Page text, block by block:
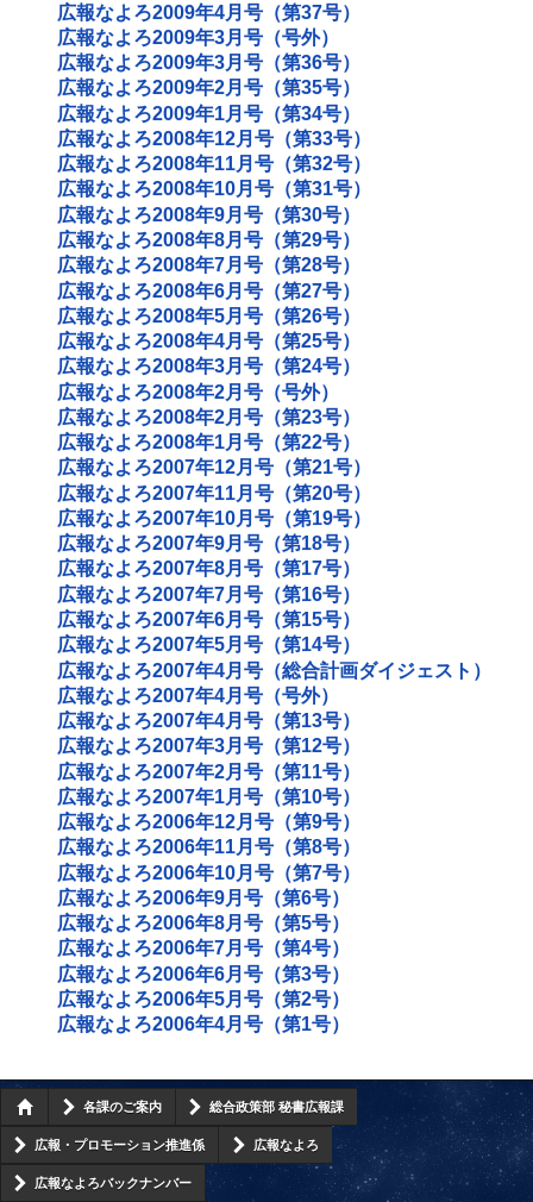
広報なよろ2009年4月号（第37号）
広報なよろ2009年3月号（号外）
広報なよろ2009年3月号（第36号）
広報なよろ2009年2月号（第35号）
広報なよろ2009年1月号（第34号）
広報なよろ2008年12月号（第33号）
広報なよろ2008年11月号（第32号）
広報なよろ2008年10月号（第31号）
広報なよろ2008年9月号（第30号）
広報なよろ2008年8月号（第29号）
広報なよろ2008年7月号（第28号）
広報なよろ2008年6月号（第27号）
広報なよろ2008年5月号（第26号）
広報なよろ2008年4月号（第25号）
広報なよろ2008年3月号（第24号）
広報なよろ2008年2月号（号外）
広報なよろ2008年2月号（第23号）
広報なよろ2008年1月号（第22号）
広報なよろ2007年12月号（第21号）
広報なよろ2007年11月号（第20号）
広報なよろ2007年10月号（第19号）
広報なよろ2007年9月号（第18号）
広報なよろ2007年8月号（第17号）
広報なよろ2007年7月号（第16号）
広報なよろ2007年6月号（第15号）
広報なよろ2007年5月号（第14号）
広報なよろ2007年4月号（総合計画ダイジェスト）
広報なよろ2007年4月号（号外）
広報なよろ2007年4月号（第13号）
広報なよろ2007年3月号（第12号）
広報なよろ2007年2月号（第11号）
広報なよろ2007年1月号（第10号）
広報なよろ2006年12月号（第9号）
広報なよろ2006年11月号（第8号）
広報なよろ2006年10月号（第7号）
広報なよろ2006年9月号（第6号）
広報なよろ2006年8月号（第5号）
広報なよろ2006年7月号（第4号）
広報なよろ2006年6月号（第3号）
広報なよろ2006年5月号（第2号）
広報なよろ2006年4月号（第1号）
各課のご案内 総合政策部 秘書広報課
広報・プロモーション推進係 広報なよろ
広報なよろバックナンバー